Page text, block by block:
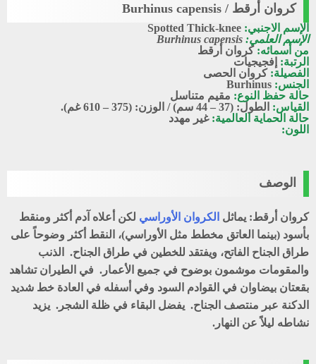
كروان أرقط / Burhinus capensis
الإسم الاجنبي: Spotted Thick-knee
الإسم العلمي: Burhinus capensis
من أسمائه:كروان أرقط
الرتبة: إفجيجيات
الفصيلة:كروان الحصى
الجنس: Burhinus
حالة حفظ النوع: مقيم متناسل
القياس: الطول: (37 – 44 سم) / الوزن: (375 – 610 غم).
حالة الحماية العالمية:غير مهدد
اللون:
الوصف
كروان أرقط: يماثل الكروان الأوراسي لكن أعلاه آدم أكثر ومنقط
بأسود (بينما العاتق مخطط مثل الأوراسي)، النقط أكثر وضوحاً على
طراق الجناح الفاتح، ويفتقد للخطين في طراق الجناح. الذنب
والمقومات موشمون بوضوح في جميع الأعمار. في الطيران تشاهد
بقعتان بيضاوان في القوادم السود وفي أسفله في العادة خط شديد
الدكنة عبر منتصف الجناح. يفضل البقاء في ظلة الشجر. يزيد
نشاطه ليلاً عن النهار.